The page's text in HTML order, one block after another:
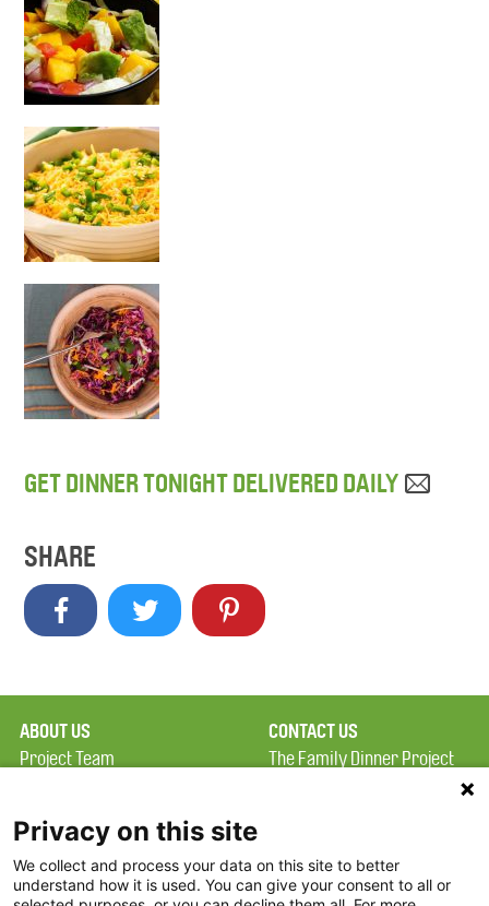
GET DINNER TONIGHT DELIVERED DAILY
SHARE
ABOUT US
Project Team
Terms of Use
FAQ
FDP in the News
CONTACT US
The Family Dinner Project
Square, Suite 900
Boston, MA 02114
Privacy on this site
We collect and process your data on this site to better
understand how it is used. You can give your consent to all or